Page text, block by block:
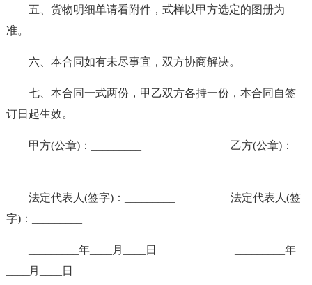
五、货物明细单请看附件，式样以甲方选定的图册为
准。
六、本合同如有未尽事宜，双方协商解决。
七、本合同一式两份，甲乙双方各持一份，本合同自签
订日起生效。
甲方(公章)：_________ 乙方(公章)：
法定代表人(签字)：_________ 法定代表人(签
字)：_________
_________年____月____日 _________年
____月____日